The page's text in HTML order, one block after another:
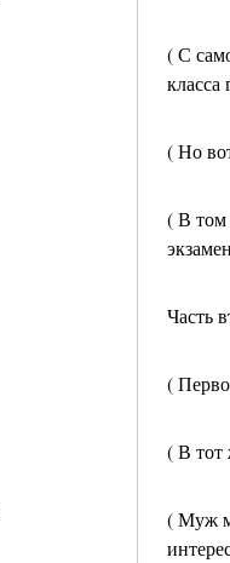
( С
класса
( Но
( В том
Часть
(
( В тот
( Муж